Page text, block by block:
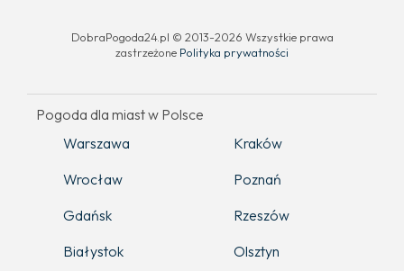
DobraPogoda24.pl © 2013-2026 Wszystkie prawa
zastrzeżone Polityka prywatności
Pogoda dla miast w Polsce
Warszawa
Kraków
Wrocław
Poznań
Gdańsk
Rzeszów
Białystok
Olsztyn